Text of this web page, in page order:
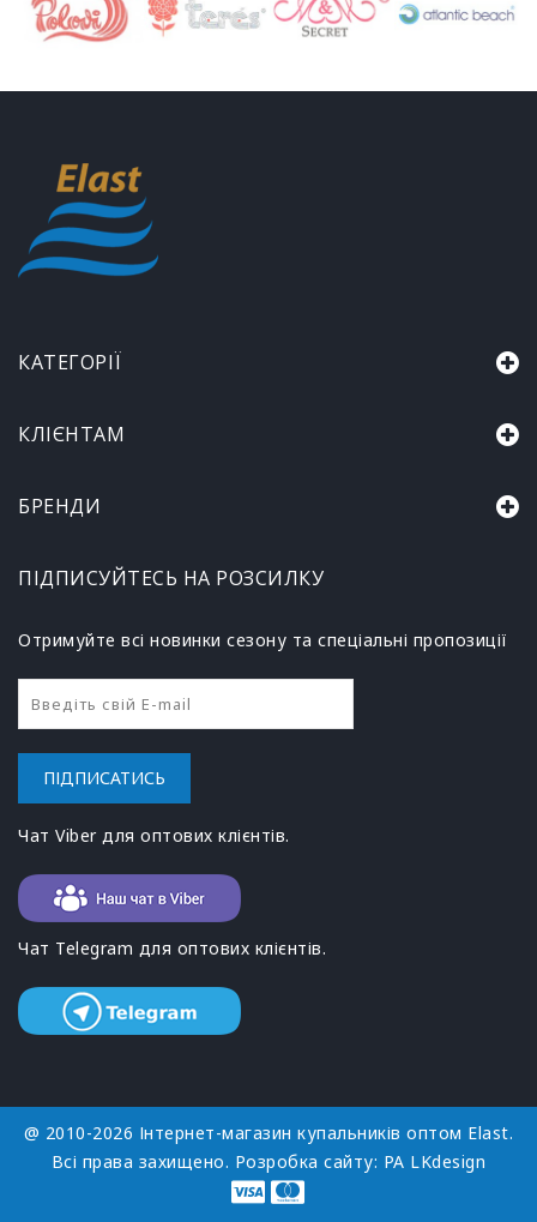
КАТЕГОРІЇ
КЛІЄНТАМ
БРЕНДИ
ПІДПИСУЙТЕСЬ НА РОЗСИЛКУ
Отримуйте всі новинки сезону та спеціальні пропозиції
ПІДПИСАТИСЬ
Чат Viber для оптових клієнтів.
Чат Telegram для оптових клієнтів.
@ 2010-2026 Інтернет-магазин купальників оптом Elast.
Всі права захищено. Розробка сайту: РА LKdesign